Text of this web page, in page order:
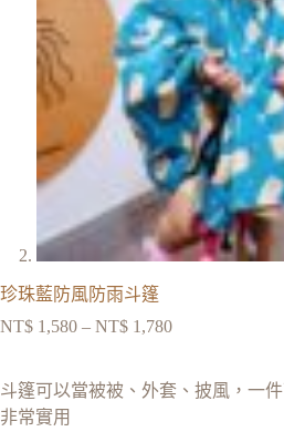
珍珠藍防風防雨斗篷
NT$ 1,580 – NT$ 1,780
斗篷可以當被被、外套、披風，一
非常實用